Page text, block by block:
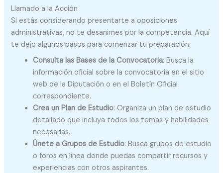
Llamado a la Acción
Si estás considerando presentarte a oposiciones
administrativas, no te desanimes por la competencia. Aquí
te dejo algunos pasos para comenzar tu preparación:
Consulta las Bases de la Convocatoria: Busca la
información oficial sobre la convocatoria en el sitio
web de la Diputación o en el Boletín Oficial
correspondiente.
Crea un Plan de Estudio: Organiza un plan de estudio
detallado que incluya todos los temas y habilidades
necesarias.
Únete a Grupos de Estudio: Busca grupos de estudio
o foros en línea donde puedas compartir recursos y
experiencias con otros aspirantes.